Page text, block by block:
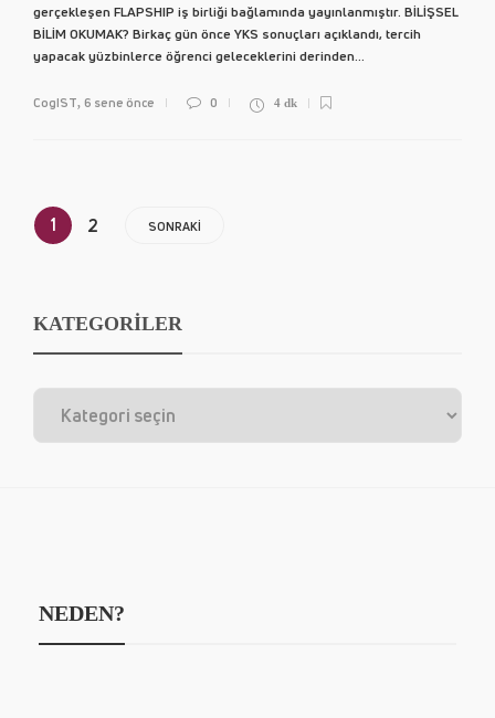
gerçekleşen FLAPSHIP iş birliği bağlamında yayınlanmıştır. BİLİŞSEL
BİLİM OKUMAK? Birkaç gün önce YKS sonuçları açıklandı, tercih
yapacak yüzbinlerce öğrenci geleceklerini derinden...
CogIST, 6 sene önce 0 4 dk
1 2 SONRAKI
KATEGORİLER
NEDEN?